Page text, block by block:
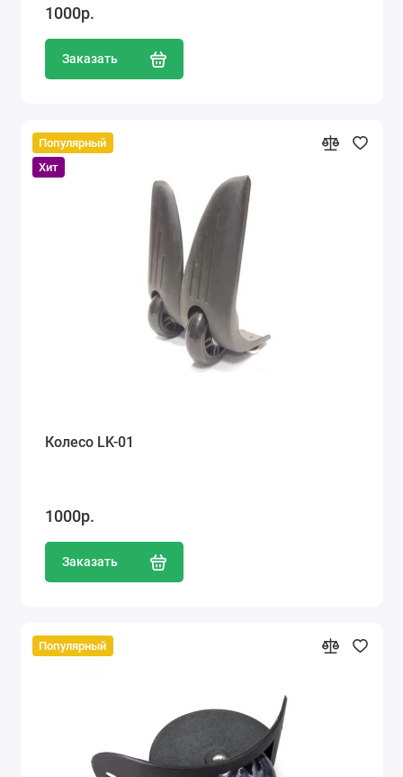
1000р.
Заказать
Популярный
Хит
Колесо LK-01
1000р.
Заказать
Популярный